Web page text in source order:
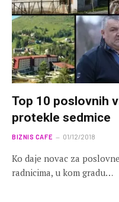
Top 10 poslovnih
protekle sedmice
BIZNIS CAFE 01/12/2018
Ko daje novac za
radnicima, u kom gradu…